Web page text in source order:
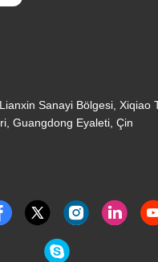
Sanayi Bölgesi, Xiqiao
Guangdong Eyaleti, Çin